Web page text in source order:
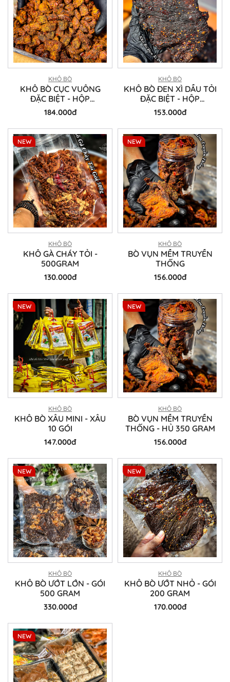
KHÔ BÒ
KHÔ BÒ CỤC VUÔNG
ĐẶC BIỆT - HỘP
300GRAM
184.000đ
KHÔ BÒ
KHÔ BÒ ĐEN XÌ DẦU TỎI
ĐẶC BIỆT - HỘP
300GRAM
153.000đ
KHÔ BÒ
KHÔ GÀ CHÁY TỎI -
500GRAM
130.000đ
NEW
KHÔ BÒ
BÒ VỤN MỀM TRUYỀN
THỐNG
156.000đ
NEW
KHÔ BÒ
KHÔ BÒ XÂU MINI - XÂU
10 GÓI
147.000đ
NEW
KHÔ BÒ
BÒ VỤN MỀM TRUYỀN
THỐNG - HỦ 350 GRAM
156.000đ
NEW
KHÔ BÒ
KHÔ BÒ ƯỚT LỚN - GÓI
500 GRAM
330.000đ
NEW
KHÔ BÒ
KHÔ BÒ ƯỚT NHỎ - GÓI
200 GRAM
170.000đ
NEW
NEW